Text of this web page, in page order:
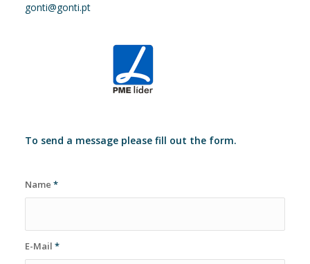
gonti@gonti.pt
To send a message please fill out the form.
Name *
E-Mail *